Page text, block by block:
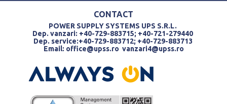
CONTACT
POWER SUPPLY SYSTEMS UPS S.R.L.
Dep. vanzari: +40-729-883715; +40-721-279440
Dep. service:+40-729-883712; +40-729-883713
Email: office@upss.ro vanzari4@upss.ro